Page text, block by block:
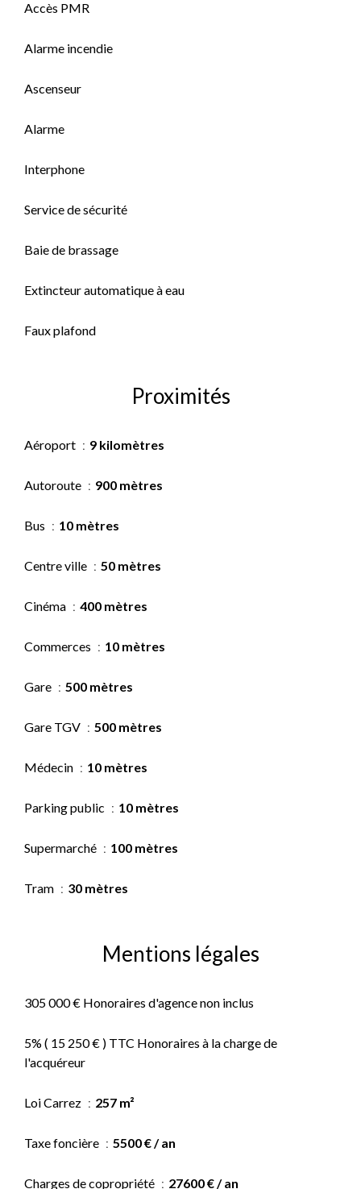
Accès PMR
Alarme incendie
Ascenseur
Alarme
Interphone
Service de sécurité
Baie de brassage
Extincteur automatique à eau
Faux plafond
Proximités
Aéroport 9 kilomètres
Autoroute 900 mètres
Bus 10 mètres
Centre ville 50 mètres
Cinéma 400 mètres
Commerces 10 mètres
Gare 500 mètres
Gare TGV 500 mètres
Médecin 10 mètres
Parking public 10 mètres
Supermarché 100 mètres
Tram 30 mètres
Mentions légales
305 000 € Honoraires d'agence non inclus
5% ( 15 250 € ) TTC Honoraires à la charge de
l'acquéreur
Loi Carrez 257 m²
Taxe foncière 5500 € / an
Charges de copropriété 27600 € / an